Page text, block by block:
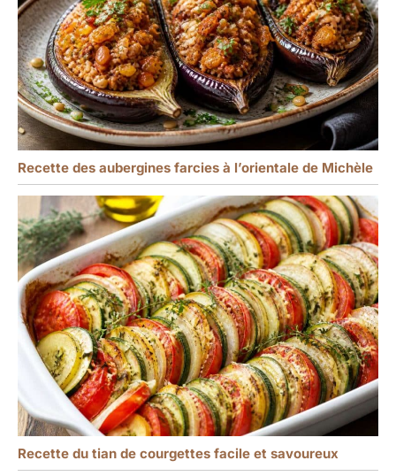
Recette des aubergines farcies à l’orientale de Michèle
Recette du tian de courgettes facile et savoureux